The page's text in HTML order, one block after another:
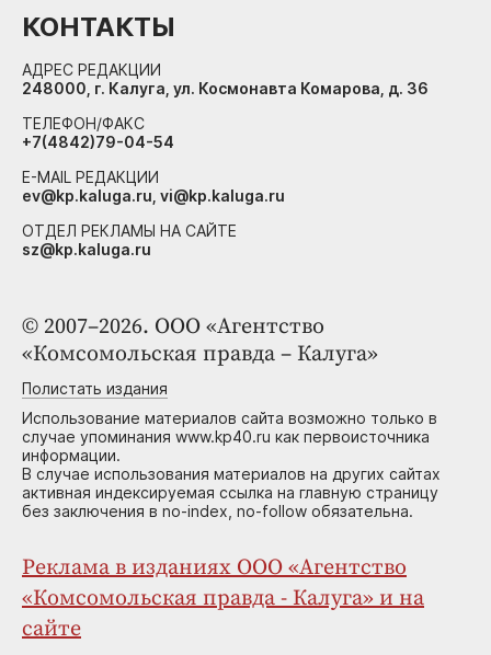
© 2007–2026. ООО «Агентство
«Комсомольская правда – Калуга»
Полистать издания
Использование материалов сайта возможно только в
случае упоминания www.kp40.ru как первоисточника
информации.
В случае использования материалов на других сайтах
активная индексируемая ссылка на главную страницу
без заключения в no-index, no-follow обязательна.
Реклама в изданиях ООО «Агентство
«Комсомольская правда - Калуга» и на
сайте
КОНТАКТЫ
АДРЕС РЕДАКЦИИ
248000, г. Калуга, ул. Космонавта Комарова, д. 36
ТЕЛЕФОН/ФАКС
+7(4842)79-04-54
E-MAIL РЕДАКЦИИ
ev@kp.kaluga.ru, vi@kp.kaluga.ru
ОТДЕЛ РЕКЛАМЫ НА САЙТЕ
sz@kp.kaluga.ru